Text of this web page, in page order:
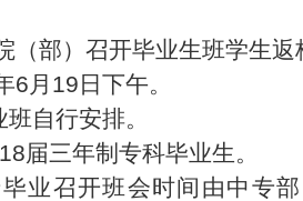
（部）召开毕业生班学生
月19日下午。
自行安排。
届三年制专科毕业生。
业召开班会时间由中专